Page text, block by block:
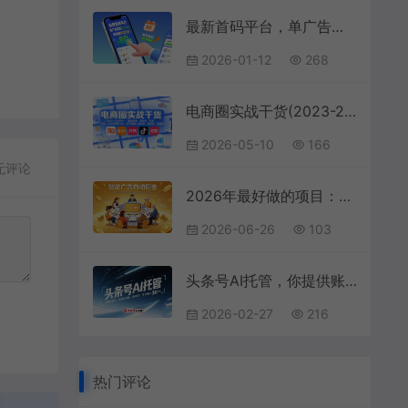
评论
最新首码平台，单广告保底0.2-0.4，单机一天轻松撸80，早入场早賺米【揭秘】
2026-01-12 268
电商圈实战干货(2023-2026年)，覆盖淘系、拼多多、抖音、小红书等多平台，助力电商人避开坑、提效率、稳盈利(更新5月10)
2026-05-10 166
2026年最好做的项目：自动掘金项目，小白轻易上手，单日轻松收入500+【揭秘】
2026-06-26 103
头条号AI托管，你提供账号，我提供视频，0粉即可，单月躺入3k+【揭秘】
2026-02-27 216
热门评论